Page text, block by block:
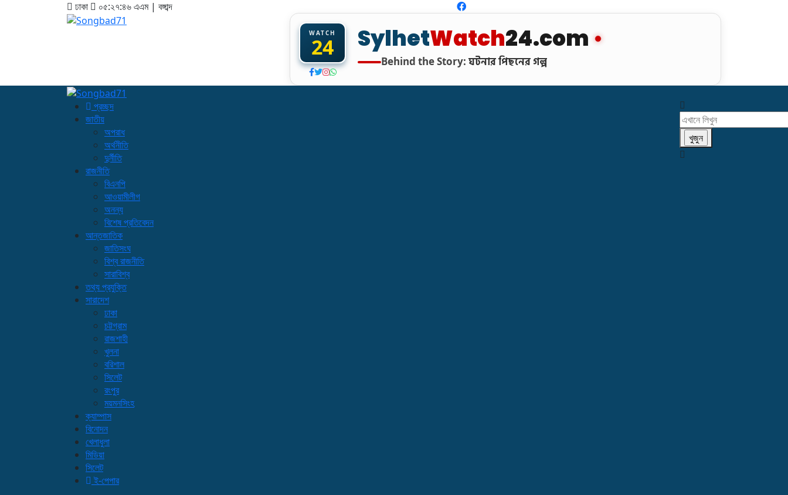
ঢাকা ০৫:২৭:৪৭ এএম| বঙ্গাব্দ
WATCH
24 SylhetWatch24.com
Behind the Story: ঘটনার পিছনের গল্প
প্রচ্ছদ
জাতীয়
অপরাধ
অর্থনীতি
দুর্নীতি
রাজনীতি
বিএনপি
আওয়ামীলীগ
অনন্য
বিশেষ প্রতিবেদন
আন্তজাতিক
জাতিসংঘ
বিশ্ব রাজনীতি
সারাবিশ্ব
তথ্য প্রযুক্তি
সারাদেশ
ঢাকা
চট্টগ্রাম
রাজশাহী
খুলনা
বরিশাল
সিলেট
রংপুর
ময়মনসিংহ
ক্যাম্পাস
বিনোদন
খেলাধুলা
মিডিয়া
সিলেট
ই-পেপার